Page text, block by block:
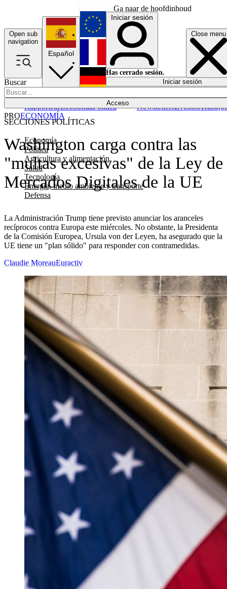
Ga naar de hoofdinhoud
Open sub
navigation
Close menu
Buscar
Acceso
SECCIONES POLÍTICAS
Economía
Política
Agricultura y alimentación
Salud
Tecnología
Energía, medio ambiente y transporte
Defensa
RapporteurEconomíaPolítica NewslettersEventosTrabajos
Español
English
Français
Iniciar sesión
Has cerrado sesión.
Iniciar sesión
Washington carga contra las
"multas excesivas" de la Ley de
Mercados Digitales de la UE
La Administración Trump tiene previsto anunciar los aranceles
recíprocos contra Europa este miércoles. No obstante, la Presidenta
de la Comisión Europea, Ursula von der Leyen, ha asegurado que la
UE tiene un "plan sólido" para responder con contramedidas.
PROECONOMÍA
Claudie MoreauEuractiv